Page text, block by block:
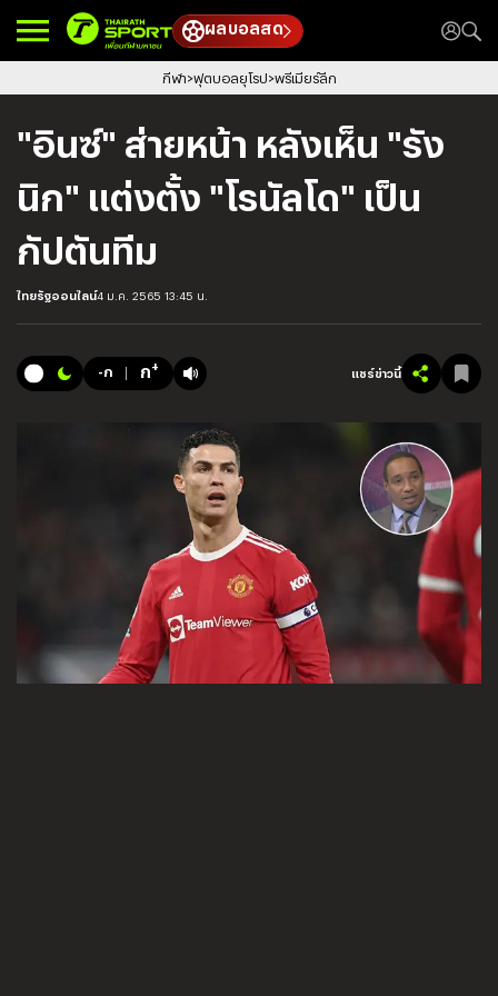
ผลบอลสด
กีฬา ฟุตบอลยุโรป พรีเมียร์ลีก
"อินซ์" ส่ายหน้า หลังเห็น "รัง
นิก" แต่งตั้ง "โรนัลโด" เป็น
กัปตันทีม
ไทยรัฐออนไลน์4 ม.ค. 2565 13:45 น.
-ก ก+ แชร์ข่าวนี้